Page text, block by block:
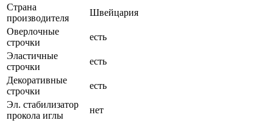
Страна
производителя
Швейцария
Оверлочные
строчки
есть
Эластичные
строчки
есть
Декоративные
строчки
есть
Эл. стабилизатор
прокола иглы
нет